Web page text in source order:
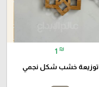
1 ₪
توزيعة خشب شكل نجمي